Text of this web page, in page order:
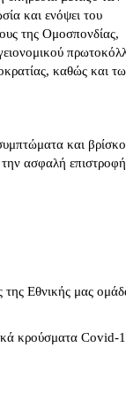
και ενόψει του
της Ομοσπονδίας,
καθώς και
και
ασφαλή
Εθνικής μας
κρούσματα Covid-